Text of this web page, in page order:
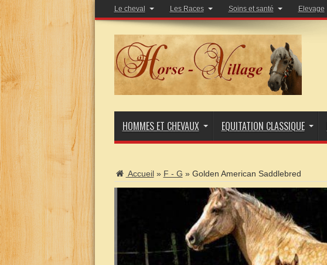
Le cheval Les Races Soins et santé Elevage
HOMMES ET CHEVAUX EQUITATION CLASSIQUE
Accueil » F - G » Golden American Saddlebred